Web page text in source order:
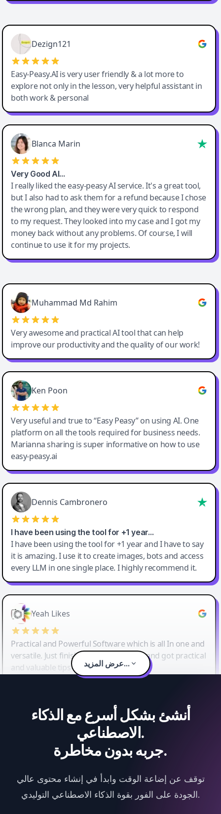
Easy-Peasy AI
Dezign121
Easy-Peasy.AI is very user friendly & a lot more to
explore not only in the lesson, very helpful assistant in
both work & personal
Blanca Marin
Very Good AI…
I really liked the easy-peasy AI service. It's a great tool,
but I also had to ask them for a refund because I chose
the wrong plan, and they were very quick to respond
to my request. They looked into my case and I got my
money back without any problems. Of course, I will
continue to use it for my projects.
Easy-Peasy AI
Muhammad Md Rahim
Very awesome and practical AI tool that can help
improve our productivity and the quality of our work!
Ken Poon
Very useful and true to “Easy Peasy” on using AI. One
platform on all the tools required for business needs.
Marianna sharing is super informative on how to use
easy-peasy.ai
Dennis Cambronero
I have been using the tool for +1 year…
I have been using the tool for +1 year and I have to say
it is amazing. I use it to create images, bots and access
every LLM in one single place. I highly recommend it.
Yeah Likes
Practical and Powerful Software which is all In one and
versatile. Just finished their workshop and got practical
and valuable tips and tricks.
عرض المزيد...
أنشئ بشكل أسرع مع الذكاء
الاصطناعي.
جربه بدون مخاطرة.
توقف عن إضاعة الوقت وابدأ في إنشاء محتوى عالي
الجودة على الفور بقوة الذكاء الاصطناعي التوليدي.